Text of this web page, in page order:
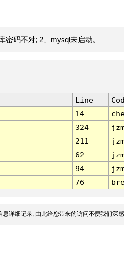
密码不对; 2、mysql未启动。
Line
14
324
211
62
94
76
详细记录, 由此给您带来的访问不便我们深